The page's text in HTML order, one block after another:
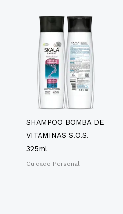
SHAMPOO BOMBA DE
VITAMINAS S.O.S.
325ml
Cuidado Personal